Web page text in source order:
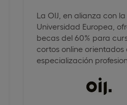
La OIJ, en alianza con la
Universidad Europea,
becas del 60% para
cortos online orientados
especialización